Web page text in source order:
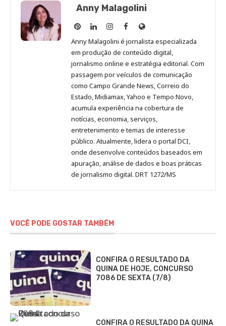
Anny Malagolini
Anny
Malagolini
no
Pinterest
Anny
Malagolini
no
LinkedIn
Anny
Malagolini
no
Instagram
Anny
Malagolini
no
Facebook
Site
de
Anny
Malagolini
Anny Malagolini é jornalista especializada
em produção de conteúdo digital,
jornalismo online e estratégia editorial. Com
passagem por veículos de comunicação
como Campo Grande News, Correio do
Estado, Midiamax, Yahoo e Tempo Novo,
acumula experiência na cobertura de
notícias, economia, serviços,
entretenimento e temas de interesse
público. Atualmente, lidera o portal DCI,
onde desenvolve conteúdos baseados em
apuração, análise de dados e boas práticas
de jornalismo digital. DRT 1272/MS
VOCÊ PODE GOSTAR TAMBÉM
CONFIRA O RESULTADO DA
QUINA DE HOJE, CONCURSO
7086 DE SEXTA (7/8)
CONFIRA O RESULTADO DA QUINA